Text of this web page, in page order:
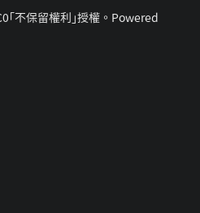
｢不保留權利｣授權。Powered